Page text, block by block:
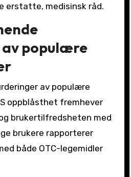
erstatte, medisinsk råd.
populære
av populære
oppblåsthet fremhever
brukertilfredsheten med
brukere rapporterer
både OTC-legemidler